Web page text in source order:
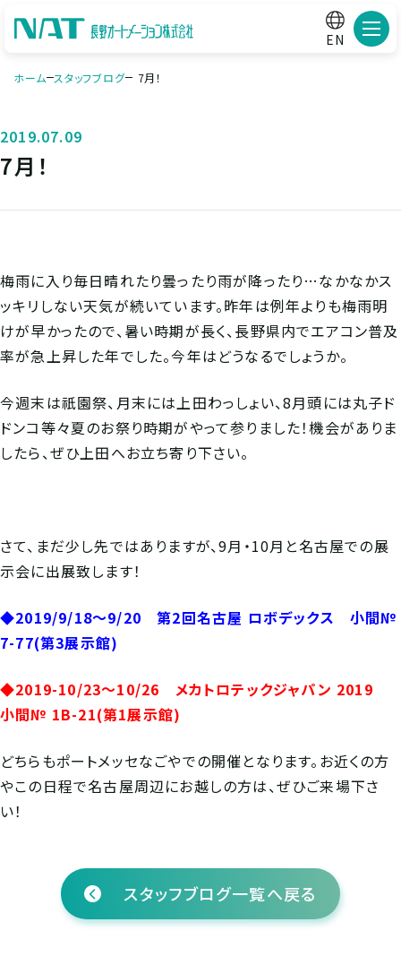
EN メニ
ホーム スタッフブログ 7月！
2019.07.09
7月！
梅雨に入り毎日晴れたり曇ったり雨が降ったり…なかなかス
ッキリしない天気が続いています。昨年は例年よりも梅雨明
けが早かったので、暑い時期が長く、長野県内でエアコン普及
率が急上昇した年でした。今年はどうなるでしょうか。
今週末は祇園祭、月末には上田わっしょい、8月頭には丸子ド
ドンコ等々夏のお祭り時期がやって参りました！機会がありま
したら、ぜひ上田へお立ち寄り下さい。
さて、まだ少し先ではありますが、9月・10月と名古屋での展
示会に出展致します！
◆2019/9/18～9/20 第2回名古屋 ロボデックス 小間№
7-77(第3展示館)
◆2019-10/23～10/26 メカトロテックジャパン 2019
小間№ 1B-21(第1展示館)
どちらもポートメッセなごやでの開催となります。お近くの方
やこの日程で名古屋周辺にお越しの方は、ぜひご来場下さ
い！
スタッフブログ一覧へ戻る